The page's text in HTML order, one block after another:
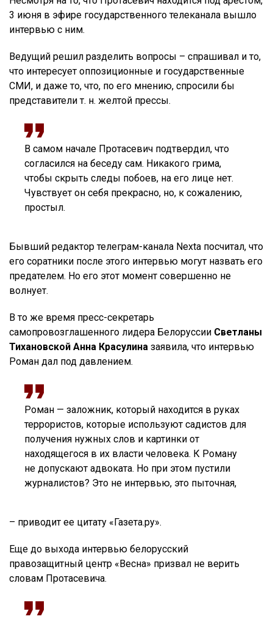
3 июня в эфире государственного телеканала вышло
интервью с ним.
Ведущий решил разделить вопросы – спрашивал и то,
что интересует оппозиционные и государственные
СМИ, и даже то, что, по его мнению, спросили бы
представители т. н. желтой прессы.
В самом начале Протасевич подтвердил, что
согласился на беседу сам. Никакого грима,
чтобы скрыть следы побоев, на его лице нет.
Чувствует он себя прекрасно, но, к сожалению,
простыл.
Бывший редактор телеграм-канала Nexta посчитал, что
его соратники после этого интервью могут назвать его
предателем. Но его этот момент совершенно не
волнует.
В то же время пресс-секретарь
самопровозглашенного лидера Белоруссии Светланы
Тихановской Анна Красулина заявила, что интервью
Роман дал под давлением.
Роман — заложник, который находится в руках
террористов, которые используют садистов для
получения нужных слов и картинки от
находящегося в их власти человека. К Роману
не допускают адвоката. Но при этом пустили
журналистов? Это не интервью, это пыточная,
– приводит ее цитату «Газета.ру».
Еще до выхода интервью белорусский
правозащитный центр «Весна» призвал не верить
словам Протасевича.